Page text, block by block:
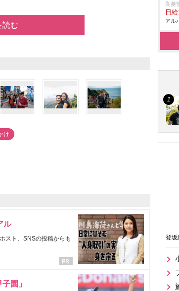
読む
け
ル
スト、SNSの投稿からも
園」
髙菱
日
アル
登坂